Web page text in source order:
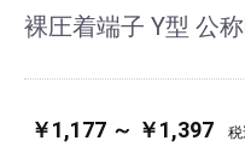
裸圧着端子 Y型 公
￥1,177 ～ ￥1,397 税